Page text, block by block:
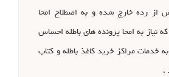
رده خارج شده و به اصطلاح امحا
نیاز به امحا پرونده های باطله احساس
خدمات مراکز خرید کاغذ باطله و کتاب
.